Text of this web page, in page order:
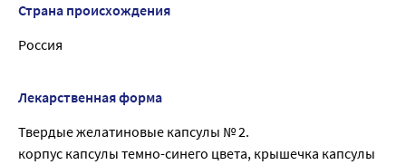
Страна происхождения
Россия
Лекарственная форма
Твердые желатиновые капсулы № 2.
корпус капсулы темно-синего цвета, крышечка капсулы